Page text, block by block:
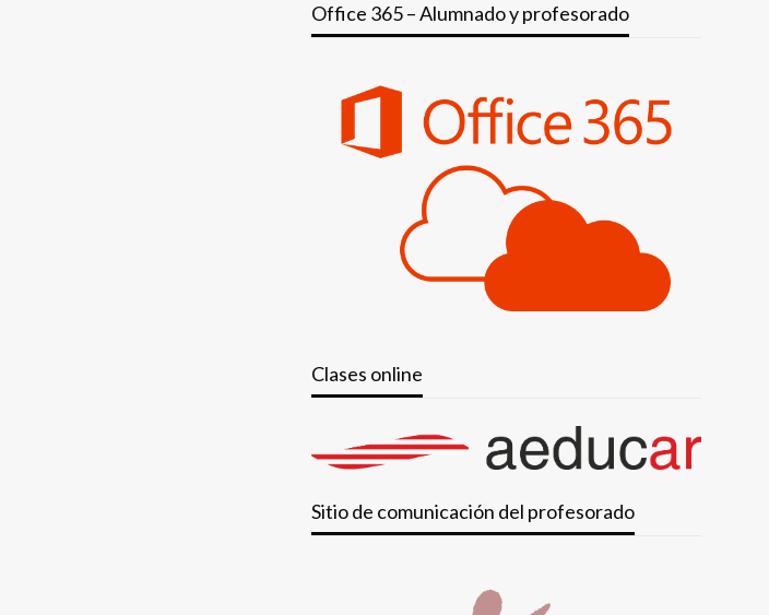
Office 365 – Alumnado y profesorado
Clases online
Sitio de comunicación del profesorado